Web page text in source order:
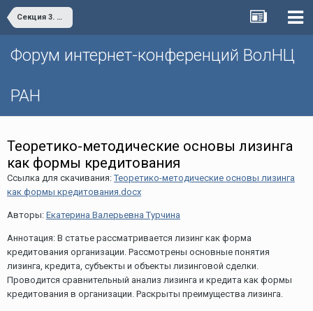
Секция 3. «Проблемы и актуальные вопросы развития финансовой системы»
Форум интернет-конференций ВолНЦ
РАН
Теоретико-методические основы лизинга
как формы кредитования
Ссылка для скачивания:Теоретико-методические основы лизинга
как формы кредитования.docx
Авторы: Екатерина Валерьевна Турчина
Аннотация: В статье рассматривается лизинг как форма
кредитования организации. Рассмотрены основные понятия
лизинга, кредита, субъекты и объекты лизинговой сделки.
Проводится сравнительный анализ лизинга и кредита как формы
кредитования в организации. Раскрыты преимущества лизинга.